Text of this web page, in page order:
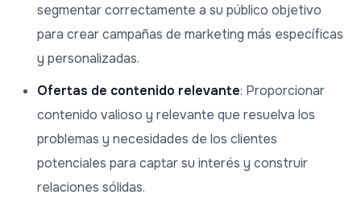
segmentar correctamente a su público objetivo
para crear campañas de marketing más específicas
y personalizadas.
Ofertas de contenido relevante: Proporcionar
contenido valioso y relevante que resuelva los
problemas y necesidades de los clientes
potenciales para captar su interés y construir
relaciones sólidas.